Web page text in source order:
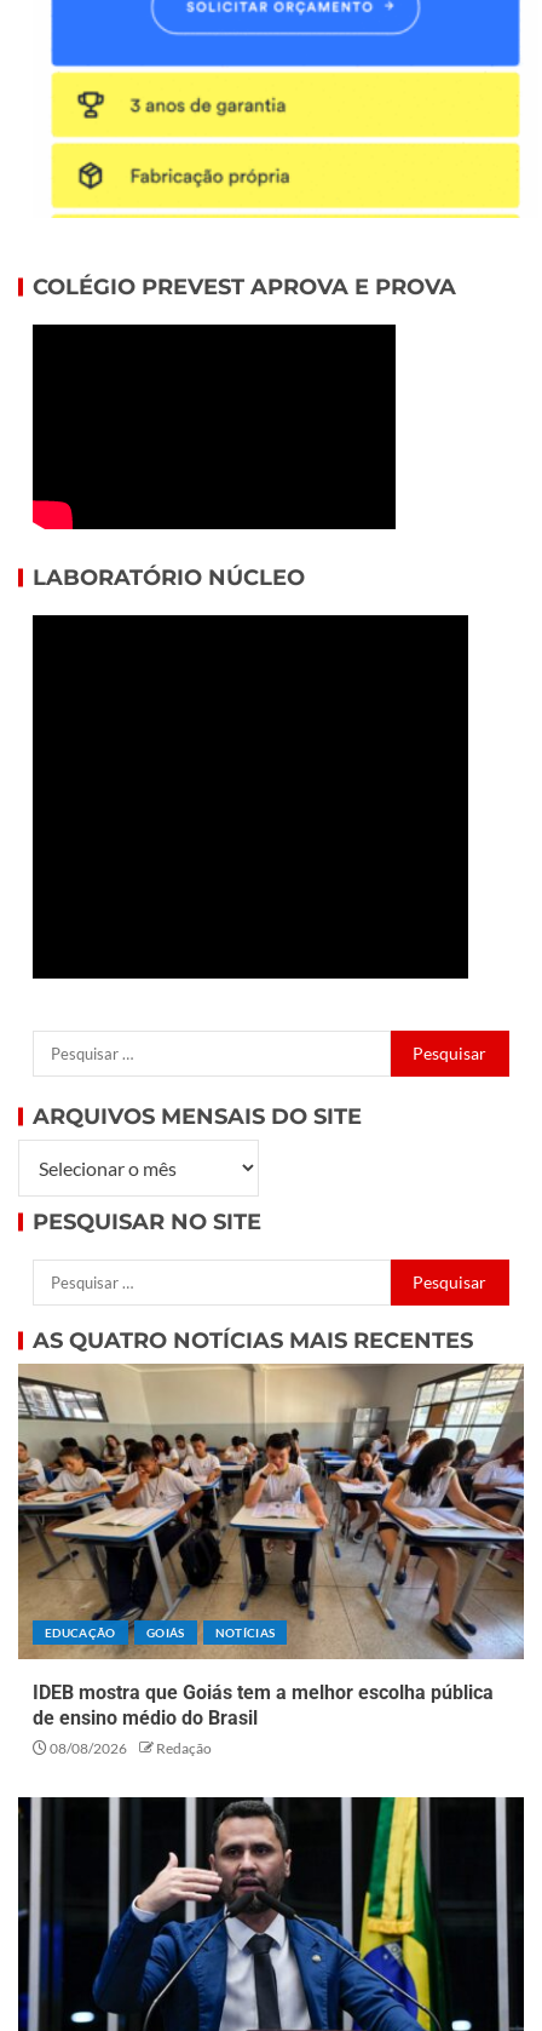
COLÉGIO PREVEST APROVA E PROVA
LABORATÓRIO NÚCLEO
ARQUIVOS MENSAIS DO SITE
PESQUISAR NO SITE
AS QUATRO NOTÍCIAS MAIS RECENTES
EDUCAÇÃO GOIÁS NOTÍCIAS
IDEB mostra que Goiás tem a melhor escolha pública
de ensino médio do Brasil
08/08/2026 Redação